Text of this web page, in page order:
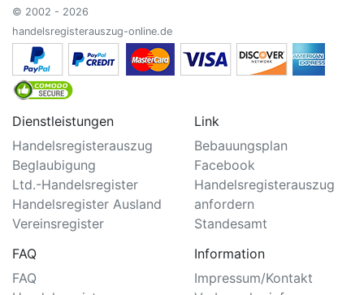
© 2002 - 2026
handelsregisterauszug-online.de
Dienstleistungen
Handelsregisterauszug
Beglaubigung
Ltd.-Handelsregister
Handelsregister Ausland
Vereinsregister
Link
Bebauungsplan
Facebook
Handelsregisterauszug
anfordern
Standesamt
FAQ
FAQ
Information
Impressum/Kontakt